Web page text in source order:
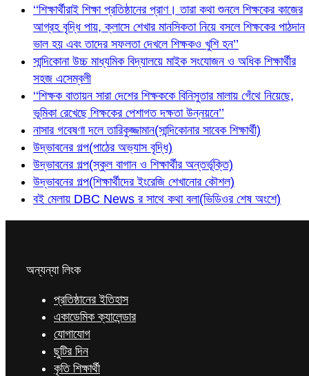
‘‘শিক্ষার্থীরাই শিক্ষা প্রতিষ্ঠানের প্রাণ। তারা কথা শুনলে শিক্ষকের কাজের
আগ্রহ বৃদ্ধি পায়, ক্লাসে শেখার মানসিকতা নিয়ে বসলে শিক্ষকের পাঠদান
ভাল হয় এবং তাদের সফলতা দেখলে শিক্ষকও খুশি হন’’
সান্দিকোনা উচ্চ মাধ্যমিক বিদ্যালয়ে মাইক সংযোজন ও অধিক শিক্ষার্থীর
সহজ এসেম্বলী
‘‘শিক্ষক বাতায়ন সারা দেশের শিক্ষককে বিনিসুতার মালায় গেঁথে নিয়েছে,
ভূমিকা রেখেছে শিক্ষকের পেশাগত দক্ষতা উন্নয়নে’’
নাসার গবেষণা দলে তারিকুজ্জামান(সান্দিকোনার সাবেক শিক্ষার্থী)
উদ্ভাবনের গল্প(পাঠের অভ্যাস বৃদ্ধি)
উদ্ভাবনের গল্প(স্কুল বাগান ও শিক্ষার্থীর অন্তর্ভূক্তি)
উদ্ভাবনের গল্প(শিক্ষার্থীদের ইংরেজি শেখানোর কৌশল)
বই মেলায় DBC News র সাথে কথা বলা(ভিডিওর শেষ অংশে)
অন্যন্যা লিংক
প্রতিষ্ঠানের ইতিহাস
একাডেমিক ক্যালেন্ডার
যোগাযোগ
ছুটির দিন
কৃতি শিক্ষার্থী